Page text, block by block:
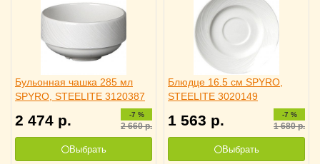
Бульонная чашка 285 мл
SPYRO, STEELITE 3120387
2 474 р. -7 %
2 660р.
Выбрать
Блюдце 16.5 см SPYRO,
STEELITE 3020149
1 563 р. -7 %
1 680р.
Выбрать